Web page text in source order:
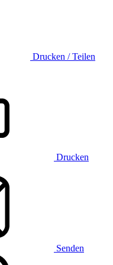
Drucken / Teilen
Drucken
Senden